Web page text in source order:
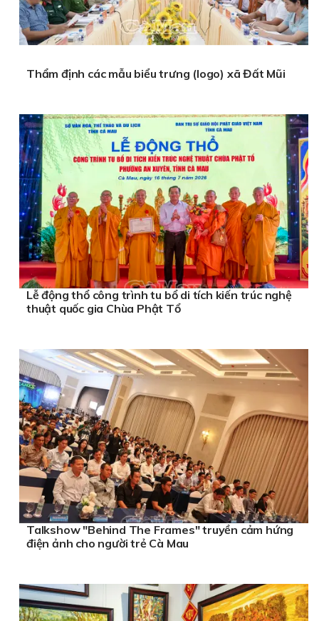
Thẩm định các mẫu biểu trưng (logo) xã Đất Mũi
Lễ động thổ công trình tu bổ di tích kiến trúc nghệ
thuật quốc gia Chùa Phật Tổ
Talkshow "Behind The Frames" truyền cảm hứng
điện ảnh cho người trẻ Cà Mau